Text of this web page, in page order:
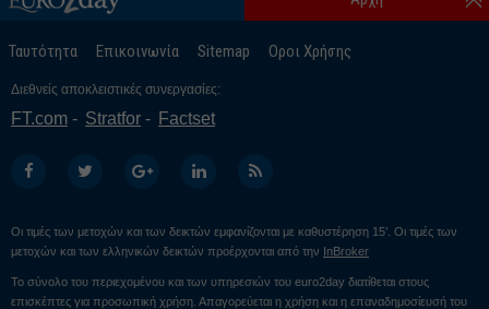
Ταυτότητα Επικοινωνία Sitemap Οροι Χρήσης
Διεθνείς αποκλειστικές συνεργασίες:
FT.com Stratfor Factset
Οι τιμές των μετοχών και των δεικτών εμφανίζονται με καθυστέρηση 15’. Οι τιμές των
μετοχών και των ελληνικών δεικτών προέρχονται από την InBroker
Το σύνολο του περιεχομένου και των υπηρεσιών του euro2day διατίθεται στους
επισκέπτες για προσωπική χρήση. Απαγορεύεται η χρήση και η επαναδημοσίευσή του